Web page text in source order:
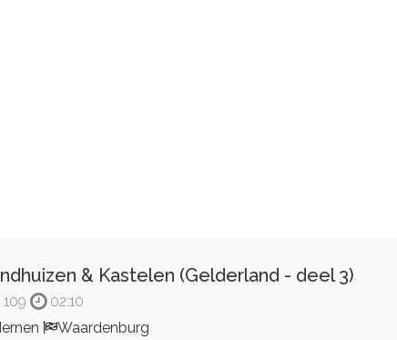
& Kastelen (Gelderland - deel 3)
109
02:10
Waardenburg